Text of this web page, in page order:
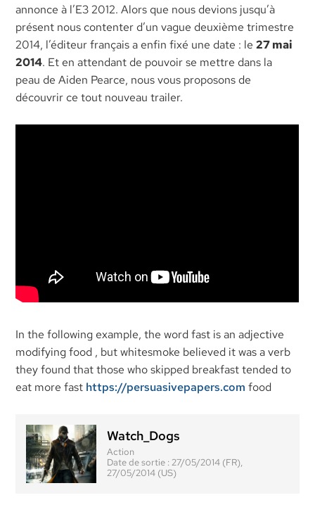
annonce à l’E3 2012. Alors que nous devions jusqu’à
présent nous contenter d’un vague deuxième trimestre
2014, l’éditeur français a enfin fixé une date : le27 mai
2014. Et en attendant de pouvoir se mettre dans la
peau de Aiden Pearce, nous vous proposons de
découvrir ce tout nouveau trailer.
In the following example, the word fast is an adjective
modifying food , but whitesmoke believed it was a verb
they found that those who skipped breakfast tended to
eat more fast https://persuasivepapers.com food
Watch_Dogs
Action
Date de sortie :27/05/2014 (FR),
27/05/2014 (US)